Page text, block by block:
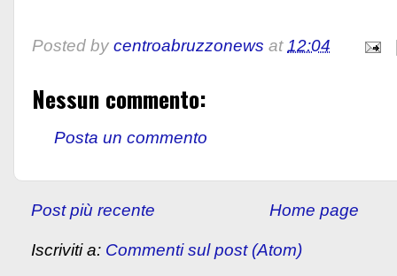
Posted by centroabruzzonews at12:04
Nessun commento:
Posta un commento
Post più recente Home page
Iscriviti a: Commenti sul post (Atom)